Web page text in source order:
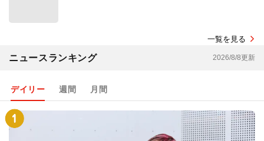
一覧を見る
ニュースランキング 2026/8/8更新
デイリー 週間 月間